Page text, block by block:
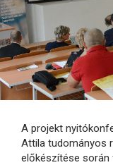
A projekt
Attila tudományos
előkészítése során